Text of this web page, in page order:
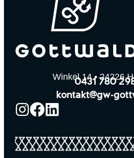
Winkel 14 • 24226
0431 780
kontakt@gw-